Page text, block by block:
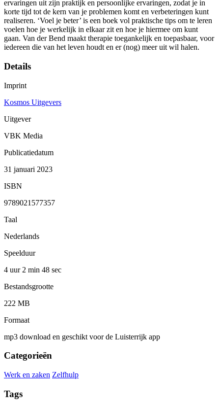
ervaringen uit zijn praktijk en persoonlijke ervaringen, zodat je in
korte tijd tot de kern van je problemen komt en verbeteringen kunt
realiseren. ‘Voel je beter’ is een boek vol praktische tips om te leren
voelen hoe je werkelijk in elkaar zit en hoe je hiermee om kunt
gaan. Van der Bend maakt therapie toegankelijk en toepasbaar, voor
iedereen die van het leven houdt en er (nog) meer uit wil halen.
Details
Imprint
Kosmos Uitgevers
Uitgever
VBK Media
Publicatiedatum
31 januari 2023
ISBN
9789021577357
Taal
Nederlands
Speelduur
4 uur 2 min 48 sec
Bestandsgrootte
222 MB
Formaat
mp3 download en geschikt voor de Luisterrijk app
Categorieën
Werk en zaken Zelfhulp
Tags